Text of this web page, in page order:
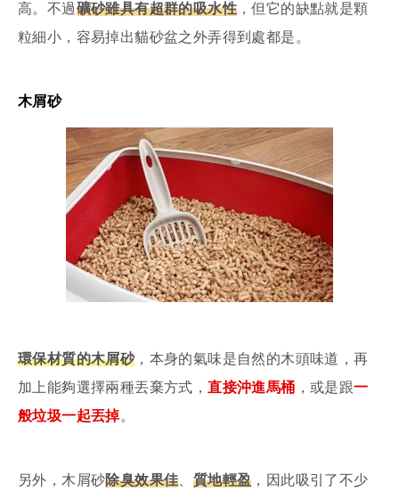
高。不過礦砂雖具有超群的吸水性 ，但它的缺點就是顆
粒細小，容易掉出貓砂盆之外弄得到處都是。
木屑砂
環保材質的木屑砂，本身的氣味是自然的木頭味道，再
加上能夠選擇兩種丟棄方式，直接沖進馬桶 ，或是跟一
般垃圾一起丟掉。
另外，木屑砂除臭效果佳 質地輕盈 ，因此吸引了不少